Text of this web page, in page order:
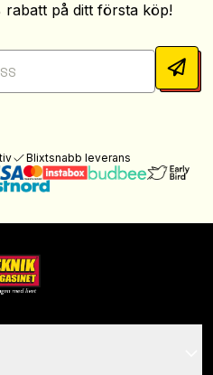
rabatt på ditt första köp!
Blixtsnabb leverans